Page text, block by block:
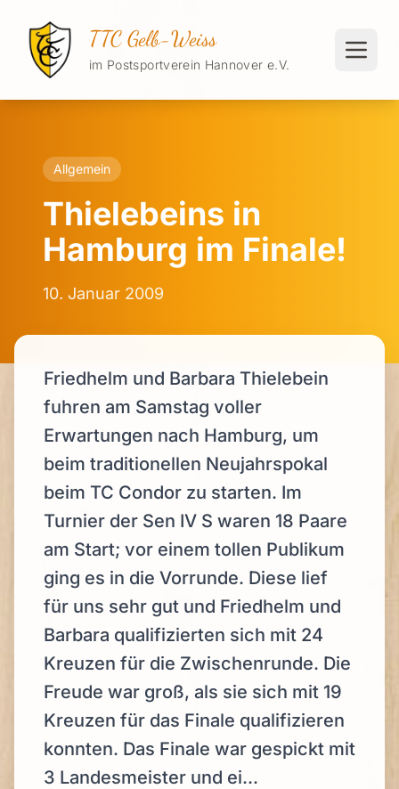
TTC Gelb-Weiss
im Postsportverein Hannover e.V.
Allgemein
Thielebeins in
Hamburg im Finale!
10. Januar 2009
Friedhelm und Barbara Thielebein
fuhren am Samstag voller
Erwartungen nach Hamburg, um
beim traditionellen Neujahrspokal
beim TC Condor zu starten. Im
Turnier der Sen IV S waren 18 Paare
am Start; vor einem tollen Publikum
ging es in die Vorrunde. Diese lief
für uns sehr gut und Friedhelm und
Barbara qualifizierten sich mit 24
Kreuzen für die Zwischenrunde. Die
Freude war groß, als sie sich mit 19
Kreuzen für das Finale qualifizieren
konnten. Das Finale war gespickt mit
3 Landesmeister und ei...